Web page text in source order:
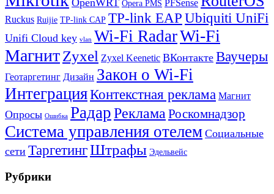
OpenWRT Opera PMS PFSense
Ruckus Ruijie TP-link CAP TP-link EAP Ubiquiti UniFi
Unifi Cloud key vlan Wi-Fi RadarWi-Fi
МагнитZyxel Zyxel Keenetic ВКонтакте Ваучеры
Геотаргетинг Дизайн Закон о Wi-Fi
ИнтеграцияКонтекстная реклама Магнит
Опросы Ошибка РадарРеклама Роскомнадзор
Система управления отелем Социальные
сети ТаргетингШтрафы Эдельвейс
Рубрики